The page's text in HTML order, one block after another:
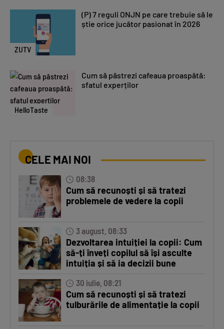
ZUTV
(P) 7 reguli ONJN pe care trebuie să le
știe orice jucător pasionat în 2026
HelloTaste
Cum să păstrezi cafeaua proaspătă:
sfatul experților
CELE MAI NOI
08:38
Cum să recunoști și să tratezi
problemele de vedere la copii
3 august, 08:33
Dezvoltarea intuiției la copii: Cum
să-ți înveți copilul să își asculte
intuiția și să ia decizii bune
30 iulie, 08:21
Cum să recunoști și să tratezi
tulburările de alimentație la copii